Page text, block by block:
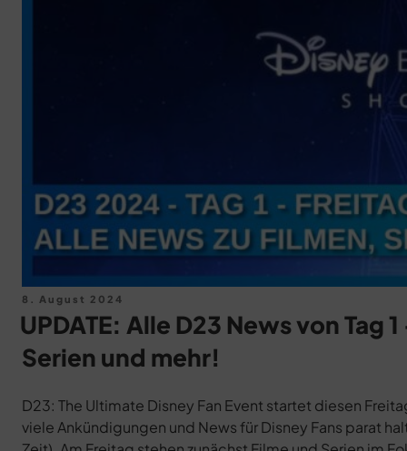
Veröffentlicht
8. August 2024
UPDATE: Alle D23 News von Tag
Serien und mehr!
D23: The Ultimate Disney Fan Event startet diesen
viele Ankündigungen und News für Disney Fans parat